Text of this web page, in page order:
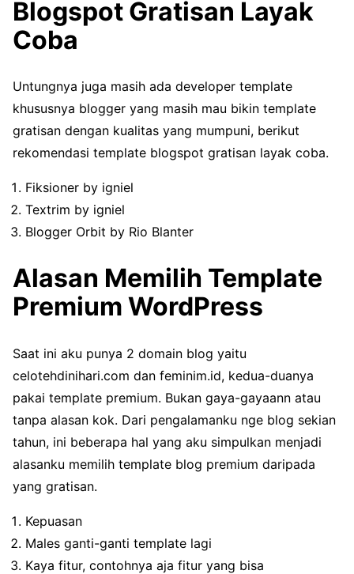
Blogspot Gratisan Layak
Coba
Untungnya juga masih ada developer template
khususnya blogger yang masih mau bikin template
gratisan dengan kualitas yang mumpuni, berikut
rekomendasi template blogspot gratisan layak coba.
Fiksioner by igniel
Textrim by igniel
Blogger Orbit by Rio Blanter
Alasan Memilih Template
Premium WordPress
Saat ini aku punya 2 domain blog yaitu
celotehdinihari.com dan feminim.id, kedua-duanya
pakai template premium. Bukan gaya-gayaann atau
tanpa alasan kok. Dari pengalamanku nge blog sekian
tahun, ini beberapa hal yang aku simpulkan menjadi
alasanku memilih template blog premium daripada
yang gratisan.
Kepuasan
Males ganti-ganti template lagi
Kaya fitur, contohnya aja fitur yang bisa